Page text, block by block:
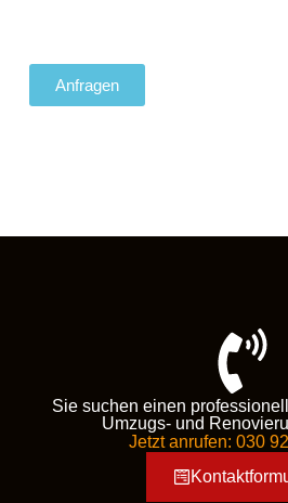
Anfragen
Sie suchen einen
Umzugs- und
Jetzt anrufen: 030